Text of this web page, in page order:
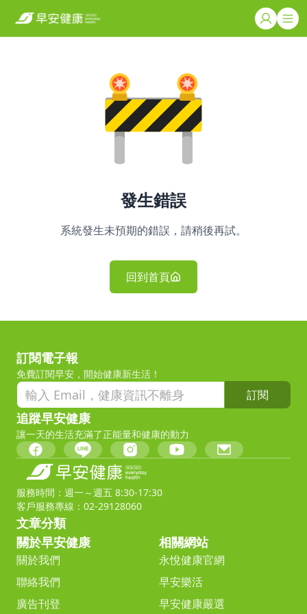
發生錯誤
系統發生未預期的錯誤，請稍後再試。
回到首頁
訂閱電子報
免費訂閱早安，開始健康新生活！
訂閱
追蹤早安健康
讓一天的生活充滿了正能量和健康的動力
服務時間：週一～週五 8:30-17:30
客戶服務專線：02-29128060
文章分類
關於早安健康
關於我們
聯絡我們
廣告刊登
相關網站
永悅健康官網
早安樂活
早安健康嚴選